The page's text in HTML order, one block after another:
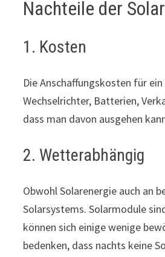
Nachteile der
1. Kosten
Die Anschaffungskosten für
Wechselrichter, Batterien,
dass man davon ausgehen
2. Wetterabhängig
Obwohl Solarenergie auch an
Solarsystems. Solarmodule
können sich einige wenige
bedenken, dass nachts keine